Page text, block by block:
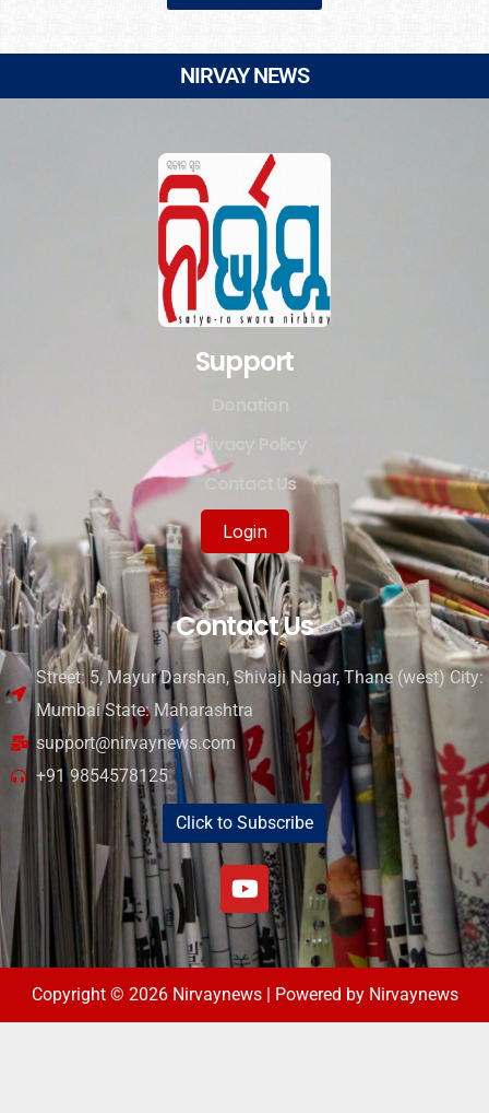
NIRVAY NEWS
Support
Privacy Policy
Contact Us
Login
Contact Us
Street: 5, Mayur Darshan, Shivaji Nagar, Thane (west) City:
Mumbai State: Maharashtra
support@nirvaynews.com
+91 9854578125
Click to Subscribe
Copyright © 2026 Nirvaynews | Powered by Nirvaynews